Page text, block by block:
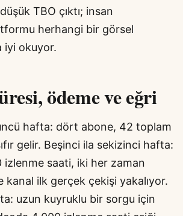
TBO çıktı; insan
herhangi bir görsel
iyi okuyor.
ödeme ve eğri
hafta: dört abone, 42 toplam
gelir. Beşinci ila sekizinci hafta:
izlenme saati, iki her zaman
kanal ilk gerçek çekişi yakalıyor.
uzun kuyruklu bir sorgu için